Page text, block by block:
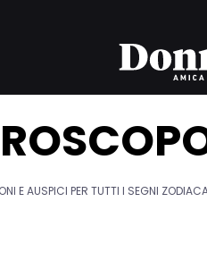
E AUSPICI PER TUTTI I SEGNI